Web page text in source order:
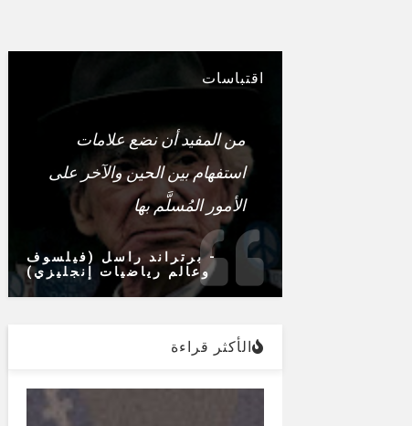
اقتباسات
من المفيد أن نضع علامات
استفهام بين الحين والآخر على
الأمور المُسلَّم بها
- برتراند راسل (فيلسوف
وعالم رياضيات إنجليزي)
الأكثر قراءة